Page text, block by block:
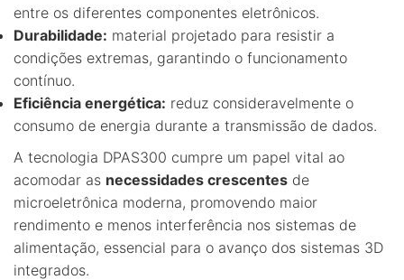
entre os diferentes componentes eletrônicos.
Durabilidade: material projetado para resistir a
condições extremas, garantindo o funcionamento
contínuo.
Eficiência energética: reduz consideravelmente o
consumo de energia durante a transmissão de dados.
A tecnologia DPAS300 cumpre um papel vital ao
acomodar as necessidades crescentes de
microeletrônica moderna, promovendo maior
rendimento e menos interferência nos sistemas de
alimentação, essencial para o avanço dos sistemas 3D
integrados.